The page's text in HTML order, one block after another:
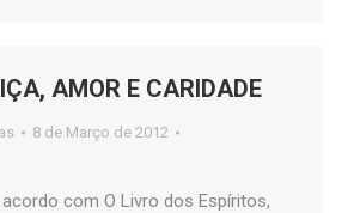
AMOR E CARIDADE
8 de Março de 2012
acordo com O Livro dos Espíritos,